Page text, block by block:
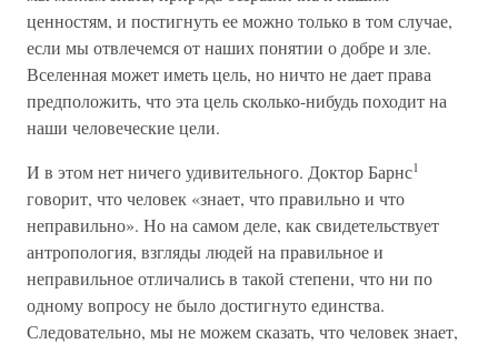
ценностям, и постигнуть ее можно только в том случае,
если мы отвлечемся от наших понятии о добре и зле.
Вселенная может иметь цель, но ничто не дает права
предположить, что эта цель сколько-нибудь походит на
наши человеческие цели.
И в этом нет ничего удивительного. Доктор Барнс1
говорит, что человек «знает, что правильно и что
неправильно». Но на самом деле, как свидетельствует
антропология, взгляды людей на правильное и
неправильное отличались в такой степени, что ни по
одному вопросу не было достигнуто единства.
Следовательно, мы не можем сказать, что человек знает,